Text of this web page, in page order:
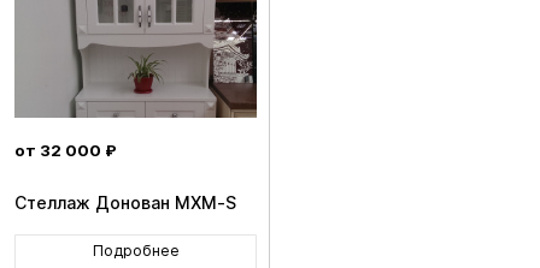
от 32 000 ₽
Стеллаж Донован MXM-S
Подробнее